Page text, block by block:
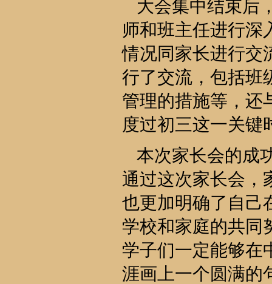
大会集中结束后
师和班主任进行深
情况同家长进行交
行了交流，包括班
管理的措施等，还
度过初三这一关键
本次家长会的成
通过这次家长会，
也更加明确了自己
学校和家庭的共同
学子们一定能够在
涯画上一个圆满的